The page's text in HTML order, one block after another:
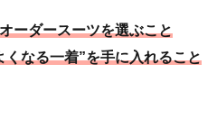
ーダースーツを選ぶこと
なる一着”を手に入れること